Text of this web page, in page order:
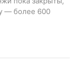
— более 600